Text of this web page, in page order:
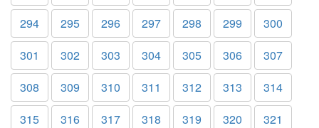
294
295 296 297 298 299
300
301
302 303 304 305 306
307
308
309 310 311 312 313
314
315
316 317 318 319 320
321